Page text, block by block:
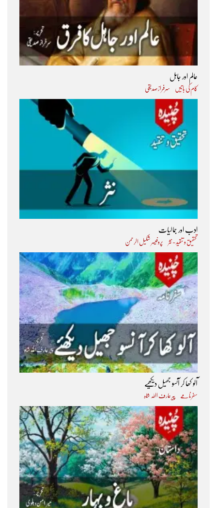
عالم اور جاہل
کام کی باتیں سرفراز صدیقی
ادب اور جمالیات
تحقیق و تنقید - نثر پروفیسر شکیل الرحمن
آلو کھا کر آنسو جھیل دیکھیے
سفرنامے پیر عارف اﷲ شاہ